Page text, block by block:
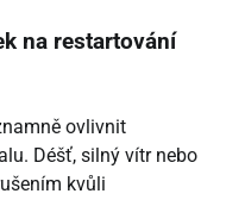
na restartování
ovlivnit
Déšť, silný vítr nebo
kvůli